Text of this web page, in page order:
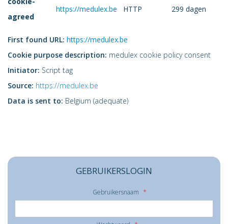
agreed
https://medulex.be HTTP 299 dagen
First found URL: https://medulex.be
Cookie purpose description: medulex cookie policy consent
Initiator: Script tag
Source: https://medulex.be
Data is sent to: Belgium (adequate)
GEBRUIKERSLOGIN
Gebruikersnaam *